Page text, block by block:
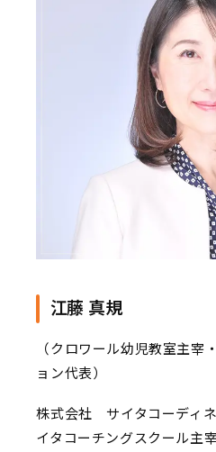
江藤 真規
（クロワール幼児教室主宰
ョン代表）
株式会社 サイタコーディ
イタコーチングスクール主